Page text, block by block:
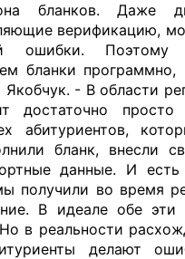
бланков. Даже
верификацию,
ошибки.
бланки
Якобчук. - В области
достаточно
абитуриентов,
бланк, внесли
данные. И есть
получили во время
В идеале обе
в реальности
делают